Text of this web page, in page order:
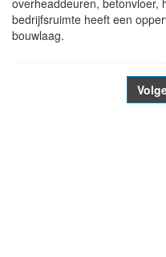
overheaddeuren, betonvloer,
bedrijfsruimte heeft een
bouwlaag.